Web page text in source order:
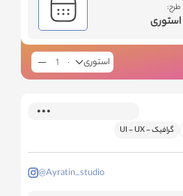
طرح:
استوری
استوری
گرافیک - ‌UI - UX
@Ayratin_studio